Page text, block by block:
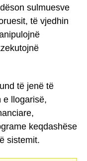
sulmuesve
të vjedhin
të jenë të
e llogarisë,
keqdashëse
sistemit.